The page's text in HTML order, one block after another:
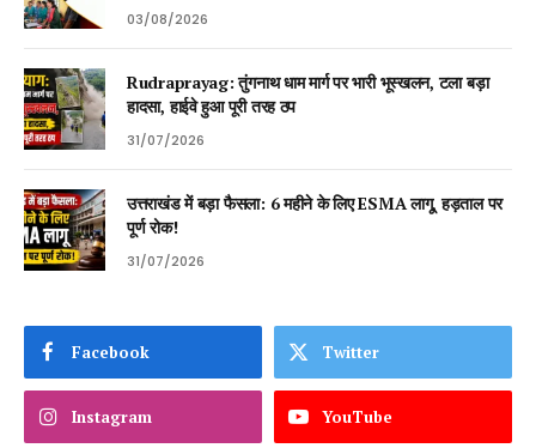
03/08/2026
Rudraprayag: तुंगनाथ धाम मार्ग पर भारी भूस्खलन, टला बड़ा
हादसा, हाईवे हुआ पूरी तरह ठप
31/07/2026
उत्तराखंड में बड़ा फैसला: 6 महीने के लिए ESMA लागू, हड़ताल पर
पूर्ण रोक!
31/07/2026
Facebook Twitter
Instagram YouTube